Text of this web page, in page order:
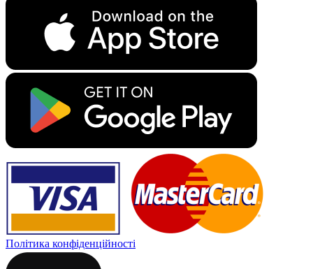
Політика конфіденційності